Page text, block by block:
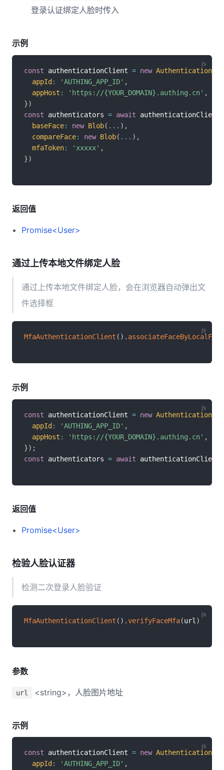
登录认证绑定人脸时传入
示例
const authenticationClient = new
appId : 'AUTHING_APP_ID' ,
appHost : 'https://{YOUR_DOMAIN}.authing.cn' ,
})
const authenticators = await authenticationClient
baseFace: new Blob( ... ) ,
compareFace: new Blob( ... ) ,
mfaToken: 'xxxxx' ,
})
返回值
Promise<User>
通过上传本地文件绑定人脸
通过上传本地文件绑定人脸，会在浏览器自动弹出文
件选择框
MfaAuthenticationClient ( ) . associateFaceByLocalFile
示例
const authenticationClient = new
appId: 'AUTHING_APP_ID' ,
appHost : 'https://{YOUR_DOMAIN}.authing.cn' ,
}) ;
const authenticators = await authenticationClient
返回值
Promise<User>
检验人脸认证器
检测二次登录人脸验证
MfaAuthenticationClient ( ) .verifyFaceMfa(url )
参数
url <string>，人脸图片地址
示例
const authenticationClient = new
appId : 'AUTHING_APP_ID' ,